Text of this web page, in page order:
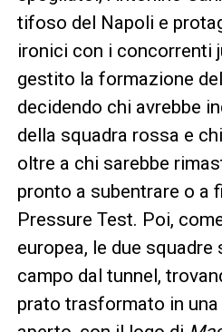
tifoso del Napoli e
ironici con i concorrenti
gestito la formazione
decidendo chi avrebbe
della squadra rossa e
oltre a chi sarebbe
pronto a subentrare o a
Pressure Test. Poi,
europea, le due squadre
campo dal tunnel,
prato trasformato in